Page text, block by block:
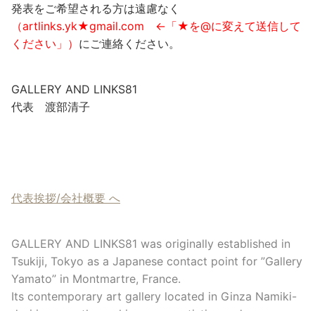
発表をご希望される方は遠慮なく
（artlinks.yk★gmail.com ←「★を@に変えて送信して
ください」） にご連絡ください。
GALLERY AND LINKS81
代表 渡部清子
代表挨拶/会社概要 へ
GALLERY AND LINKS81 was originally established in
Tsukiji, Tokyo as a Japanese contact point for ”Gallery
Yamato” in Montmartre, France.
Its contemporary art gallery located in Ginza Namiki-